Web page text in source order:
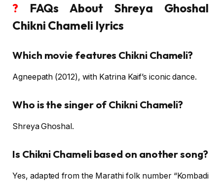
? FAQs About Shreya Ghoshal
Chikni Chameli lyrics
Which movie features Chikni Chameli?
Agneepath (2012), with Katrina Kaif’s iconic dance.
Who is the singer of Chikni Chameli?
Shreya Ghoshal.
Is Chikni Chameli based on another song?
Yes, adapted from the Marathi folk number “Kombadi